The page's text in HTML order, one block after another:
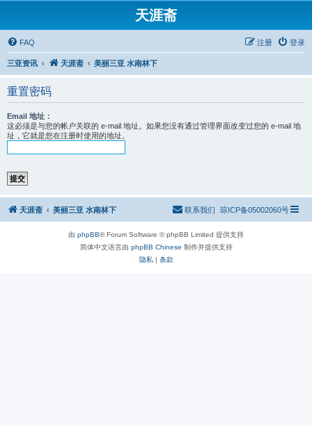
天涯斋
FAQ 登录
注册
三亚资讯 天涯斋 美丽三亚 水南林下
重置密码
Email 地址：
这必须是与您的帐户关联的 e-mail 地址。如果您没有通过管理界面改变过您的 e-mail 地
址，它就是您在注册时使用的地址。
天涯斋 美丽三亚 水南林下 琼ICP备05002060号
联系我们
由 phpBB® Forum Software © phpBB Limited 提供支持
简体中文语言由 phpBB Chinese 制作并提供支持
隐私 | 条款